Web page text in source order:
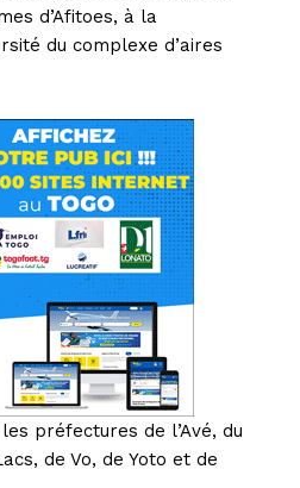
d’Afitoes, à la
du complexe d’aires
préfectures de l’Avé, du
de Vo, de Yoto et de